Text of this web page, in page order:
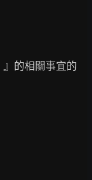
的相關事宜的